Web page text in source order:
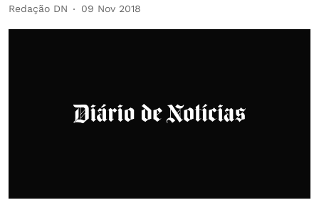
Redação DN 09 Nov 2018